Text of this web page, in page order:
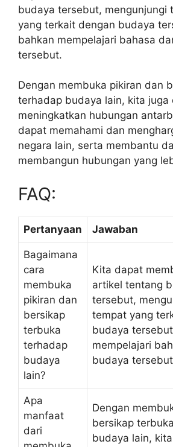
budaya tersebut, mengunjungi
yang terkait dengan budaya
bahkan mempelajari bahasa
tersebut.
Dengan membuka pikiran dan
terhadap budaya lain, kita juga
meningkatkan hubungan
dapat memahami dan
negara lain, serta membantu
membangun hubungan yang
FAQ:
Pertanyaan Jawaban
Bagaimana
cara
membuka
pikiran dan
bersikap
terbuka
terhadap
budaya
lain?
Kita dapat
artikel tentang
tersebut,
tempat yang
budaya
mempelajari
budaya
Apa
manfaat
dari
Dengan
bersikap
budaya lain,